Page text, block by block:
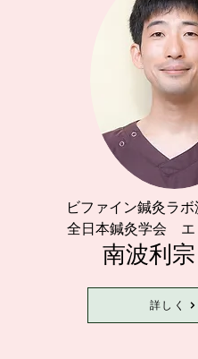
ビファイン鍼灸ラ
全日本鍼灸学会 エ
南波利
詳しく